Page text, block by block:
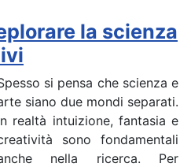
la scienza
si pensa che scienza e
siano due mondi separati.
realtà intuizione, fantasia e
sono fondamentali
nella ricerca. Per